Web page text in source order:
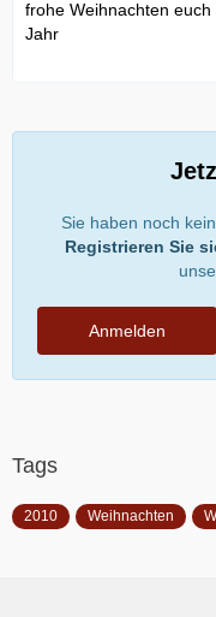
frohe Weihnachten
Jahr
Sie haben noch
Registrieren Sie
Anmelden
Tags
2010 Weihnachten